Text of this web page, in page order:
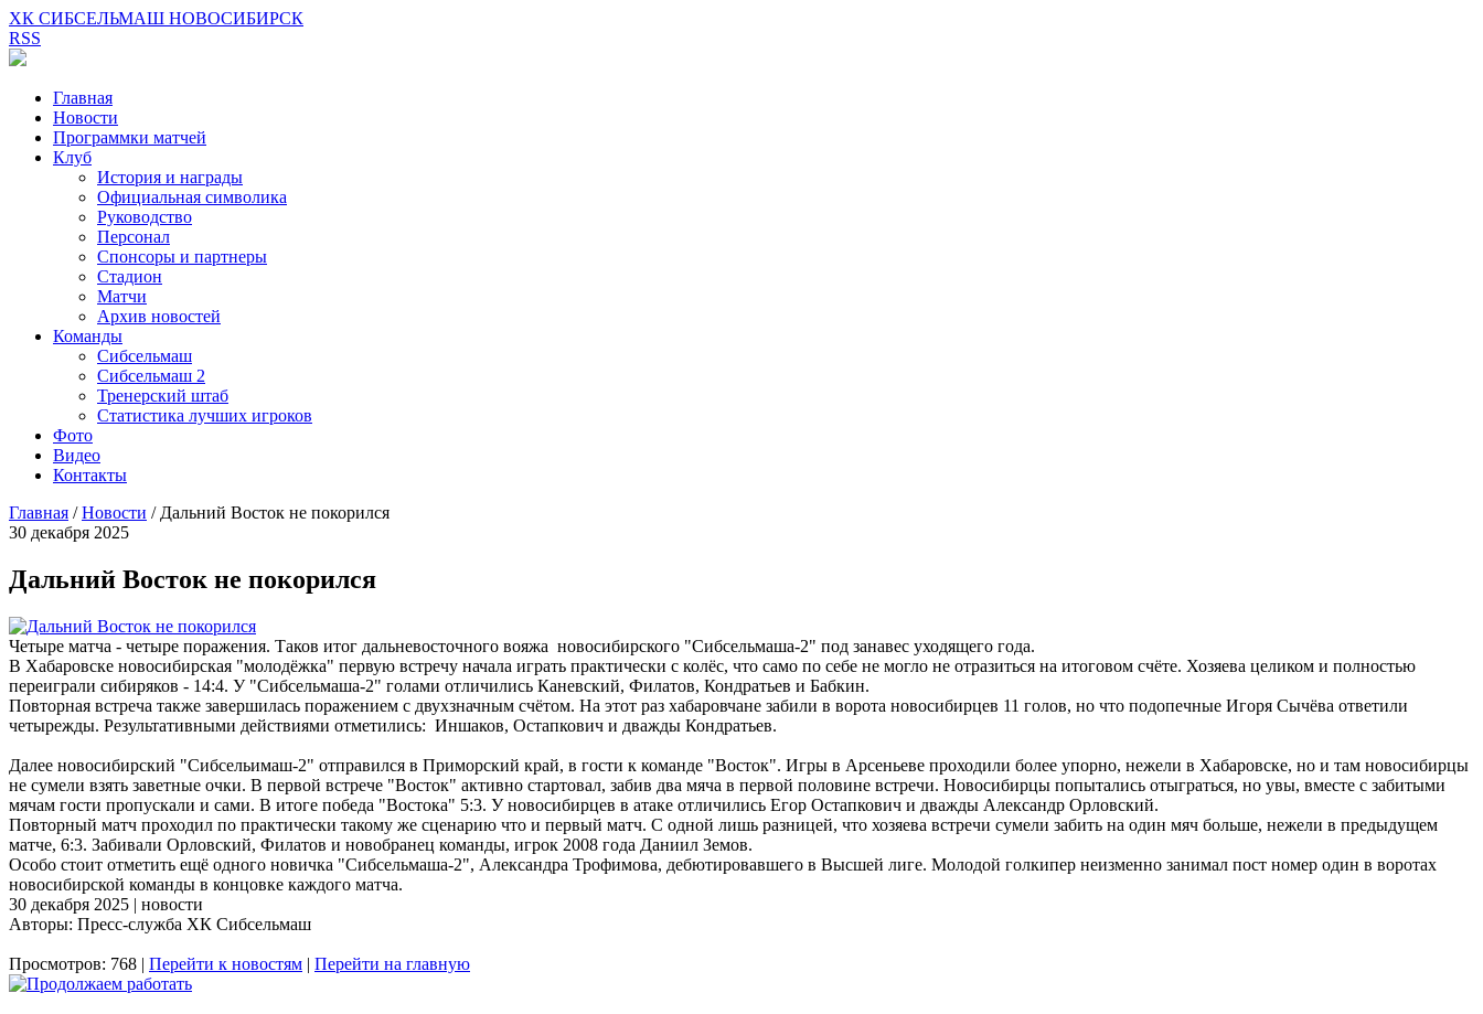
ХК СИБСЕЛЬМАШ НОВОСИБИРСК
RSS
Главная
Новости
Программки матчей
Клуб
История и награды
Официальная символика
Руководство
Персонал
Спонсоры и партнеры
Стадион
Матчи
Архив новостей
Команды
Сибсельмаш
Сибсельмаш 2
Тренерский штаб
Статистика лучших игроков
Фото
Видео
Контакты
Главная /Новости / Дальний Восток не покорился
30 декабря 2025
Дальний Восток не покорился
Четыре матча - четыре поражения. Таков итог дальневосточного вояжа новосибирского "Сибсельмаша-2" под занавес уходящего года.
В Хабаровске новосибирская "молодёжка" первую встречу начала играть практически с колёс, что само по себе не могло не отразиться на итоговом счёте. Хозяева целиком и полностью
переиграли сибиряков - 14:4. У "Сибсельмаша-2" голами отличились Каневский, Филатов, Кондратьев и Бабкин.
Повторная встреча также завершилась поражением с двухзначным счётом. На этот раз хабаровчане забили в ворота новосибирцев 11 голов, но что подопечные Игоря Сычёва ответили
четырежды. Результативными действиями отметились: Иншаков, Остапкович и дважды Кондратьев.
Далее новосибирский "Сибсельимаш-2" отправился в Приморский край, в гости к команде "Восток". Игры в Арсеньеве проходили более упорно, нежели в Хабаровске, но и там новосибирцы
не сумели взять заветные очки. В первой встрече "Восток" активно стартовал, забив два мяча в первой половине встречи. Новосибирцы попытались отыграться, но увы, вместе с забитыми
мячам гости пропускали и сами. В итоге победа "Востока" 5:3. У новосибирцев в атаке отличились Егор Остапкович и дважды Александр Орловский.
Повторный матч проходил по практически такому же сценарию что и первый матч. С одной лишь разницей, что хозяева встречи сумели забить на один мяч больше, нежели в предыдущем
матче, 6:3. Забивали Орловский, Филатов и новобранец команды, игрок 2008 года Даниил Земов.
Особо стоит отметить ещё одного новичка "Сибсельмаша-2", Александра Трофимова, дебютировавшего в Высшей лиге. Молодой голкипер неизменно занимал пост номер один в воротах
новосибирской команды в концовке каждого матча.
30 декабря 2025 | новости
Авторы: Пресс-служба ХК Сибсельмаш
Просмотров: 768 | Перейти к новостям | Перейти на главную